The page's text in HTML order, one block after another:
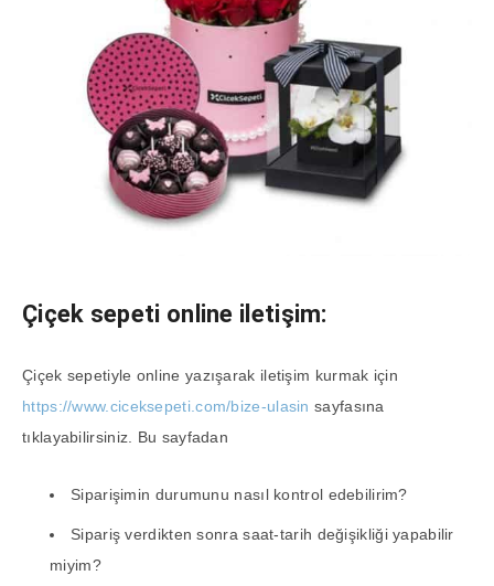
Çiçek sepeti online iletişim:
Çiçek sepetiyle online yazışarak iletişim kurmak için
https://www.ciceksepeti.com/bize-ulasin sayfasına
tıklayabilirsiniz. Bu sayfadan
Siparişimin durumunu nasıl kontrol edebilirim?
Sipariş verdikten sonra saat-tarih değişikliği yapabilir
miyim?